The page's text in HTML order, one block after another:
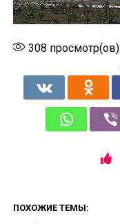
308 просмотр(ов)
ПОХОЖИЕ ТЕМЫ: